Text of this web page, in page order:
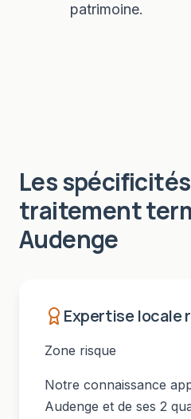
patrimoine.
Les
traitement
Audenge
Expertise locale
Zone risque
Notre connaissance
Audenge et de ses 2